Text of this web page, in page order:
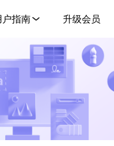
户指南 升级会员